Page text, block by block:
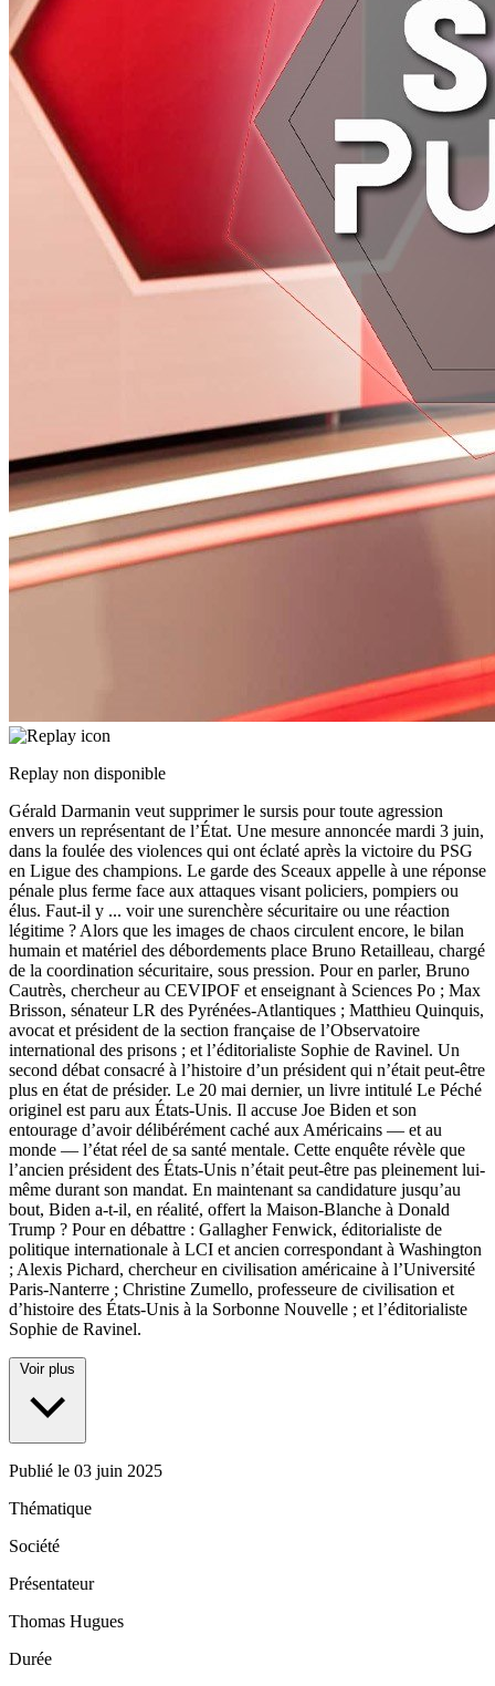
Replay non disponible
Gérald Darmanin veut supprimer le sursis pour toute agression
envers un représentant de l’État. Une mesure annoncée mardi 3 juin,
dans la foulée des violences qui ont éclaté après la victoire du PSG
en Ligue des champions. Le garde des Sceaux appelle à une réponse
pénale plus ferme face aux attaques visant policiers, pompiers ou
élus. Faut-il y ... voir une surenchère sécuritaire ou une réaction
légitime ? Alors que les images de chaos circulent encore, le bilan
humain et matériel des débordements place Bruno Retailleau, chargé
de la coordination sécuritaire, sous pression. Pour en parler, Bruno
Cautrès, chercheur au CEVIPOF et enseignant à Sciences Po ; Max
Brisson, sénateur LR des Pyrénées-Atlantiques ; Matthieu Quinquis,
avocat et président de la section française de l’Observatoire
international des prisons ; et l’éditorialiste Sophie de Ravinel. Un
second débat consacré à l’histoire d’un président qui n’était peut-être
plus en état de présider. Le 20 mai dernier, un livre intitulé Le Péché
originel est paru aux États-Unis. Il accuse Joe Biden et son
entourage d’avoir délibérément caché aux Américains — et au
monde — l’état réel de sa santé mentale. Cette enquête révèle que
l’ancien président des États-Unis n’était peut-être pas pleinement lui-
même durant son mandat. En maintenant sa candidature jusqu’au
bout, Biden a-t-il, en réalité, offert la Maison-Blanche à Donald
Trump ? Pour en débattre : Gallagher Fenwick, éditorialiste de
politique internationale à LCI et ancien correspondant à Washington
; Alexis Pichard, chercheur en civilisation américaine à l’Université
Paris-Nanterre ; Christine Zumello, professeure de civilisation et
d’histoire des États-Unis à la Sorbonne Nouvelle ; et l’éditorialiste
Sophie de Ravinel.
Voir plus
Publié le 03 juin 2025
Thématique
Société
Présentateur
Thomas Hugues
Durée